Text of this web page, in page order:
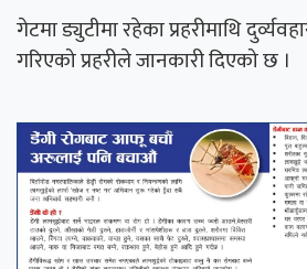
गेटमा ड्युटीमा रहेका प्रहरीमाथि
गरिएको प्रहरीले जानकारी दिएको छ ।